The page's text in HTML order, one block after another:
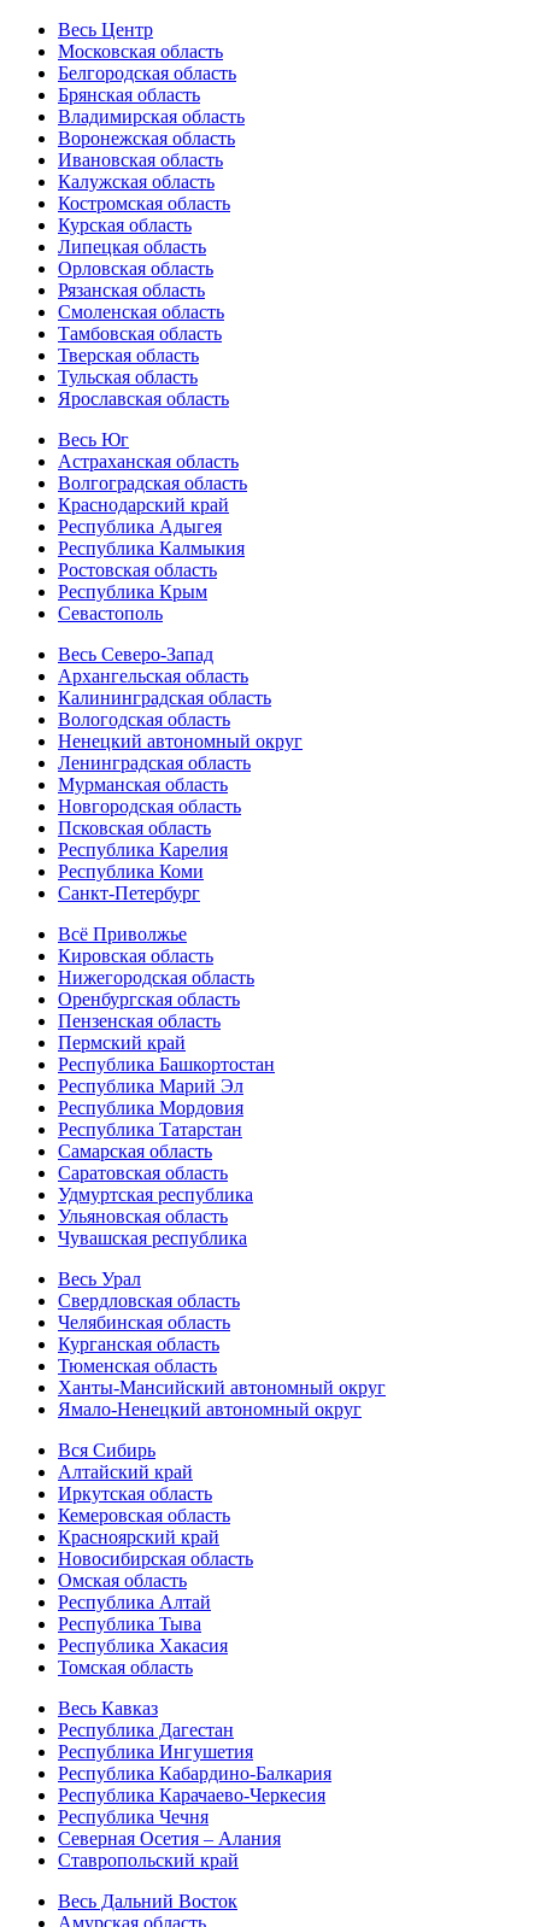
Весь Центр
Московская область
Белгородская область
Брянская область
Владимирская область
Воронежская область
Ивановская область
Калужская область
Костромская область
Курская область
Липецкая область
Орловская область
Рязанская область
Смоленская область
Тамбовская область
Тверская область
Тульская область
Ярославская область
Весь Юг
Астраханская область
Волгоградская область
Краснодарский край
Республика Адыгея
Республика Калмыкия
Ростовская область
Республика Крым
Севастополь
Весь Северо-Запад
Архангельская область
Калининградская область
Вологодская область
Ненецкий автономный округ
Ленинградская область
Мурманская область
Новгородская область
Псковская область
Республика Карелия
Республика Коми
Санкт-Петербург
Всё Приволжье
Кировская область
Нижегородская область
Оренбургская область
Пензенская область
Пермский край
Республика Башкортостан
Республика Марий Эл
Республика Мордовия
Республика Татарстан
Самарская область
Саратовская область
Удмуртская республика
Ульяновская область
Чувашская республика
Весь Урал
Свердловская область
Челябинская область
Курганская область
Тюменская область
Ханты-Мансийский автономный округ
Ямало-Ненецкий автономный округ
Вся Сибирь
Алтайский край
Иркутская область
Кемеровская область
Красноярский край
Новосибирская область
Омская область
Республика Алтай
Республика Тыва
Республика Хакасия
Томская область
Весь Кавказ
Республика Дагестан
Республика Ингушетия
Республика Кабардино-Балкария
Республика Карачаево-Черкесия
Республика Чечня
Северная Осетия – Алания
Ставропольский край
Весь Дальний Восток
Амурская область